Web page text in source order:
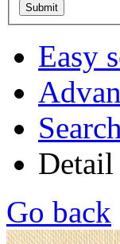
Easy
Go back